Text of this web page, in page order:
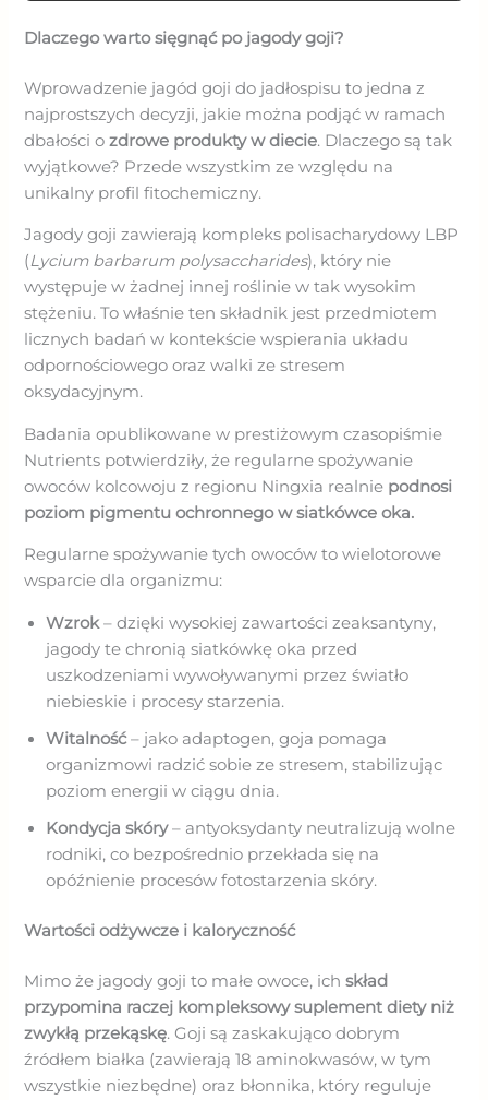
Dlaczego warto sięgnąć po jagody goji?
Wprowadzenie jagód goji do jadłospisu to jedna z
najprostszych decyzji, jakie można podjąć w ramach
dbałości ozdrowe produkty w diecie. Dlaczego są tak
wyjątkowe? Przede wszystkim ze względu na
unikalny profil fitochemiczny.
Jagody goji zawierają kompleks polisacharydowy LBP
(Lycium barbarum polysaccharides), który nie
występuje w żadnej innej roślinie w tak wysokim
stężeniu. To właśnie ten składnik jest przedmiotem
licznych badań w kontekście wspierania układu
odpornościowego oraz walki ze stresem
oksydacyjnym.
Badania opublikowane w prestiżowym czasopiśmie
Nutrients potwierdziły, że regularne spożywanie
owoców kolcowoju z regionu Ningxia realnie podnosi
poziom pigmentu ochronnego w siatkówce oka.
Regularne spożywanie tych owoców to wielotorowe
wsparcie dla organizmu:
Wzrok– dzięki wysokiej zawartości zeaksantyny,
jagody te chronią siatkówkę oka przed
uszkodzeniami wywoływanymi przez światło
niebieskie i procesy starzenia.
Witalność– jako adaptogen, goja pomaga
organizmowi radzić sobie ze stresem, stabilizując
poziom energii w ciągu dnia.
Kondycja skóry– antyoksydanty neutralizują wolne
rodniki, co bezpośrednio przekłada się na
opóźnienie procesów fotostarzenia skóry.
Wartości odżywcze i kaloryczność
Mimo że jagody goji to małe owoce, ichskład
przypomina raczej kompleksowy suplement diety niż
zwykłą przekąskę. Goji są zaskakująco dobrym
źródłem białka (zawierają 18 aminokwasów, w tym
wszystkie niezbędne) oraz błonnika, który reguluje